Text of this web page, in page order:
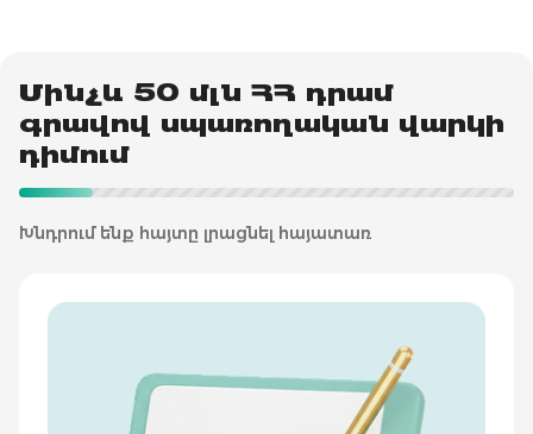
Մինչև 50 մլն ՀՀ դրամ
գրավով սպառողական վարկի
դիմում
Խնդրում ենք հայտը լրացնել հայատառ